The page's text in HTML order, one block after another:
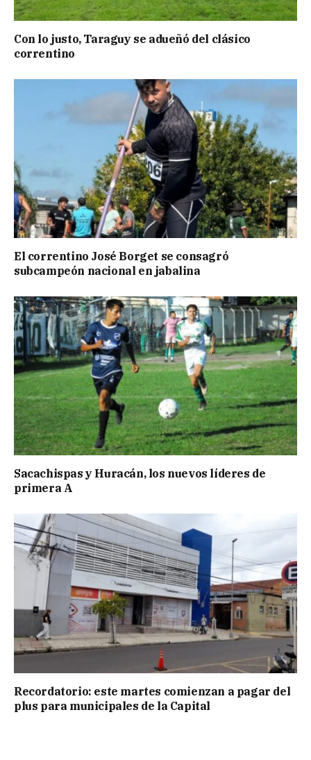
Con lo justo, Taraguy se adueñó del clásico
correntino
El correntino José Borget se consagró
subcampeón nacional en jabalina
Sacachispas y Huracán, los nuevos líderes de
primera A
Recordatorio: este martes comienzan a pagar del
plus para municipales de la Capital